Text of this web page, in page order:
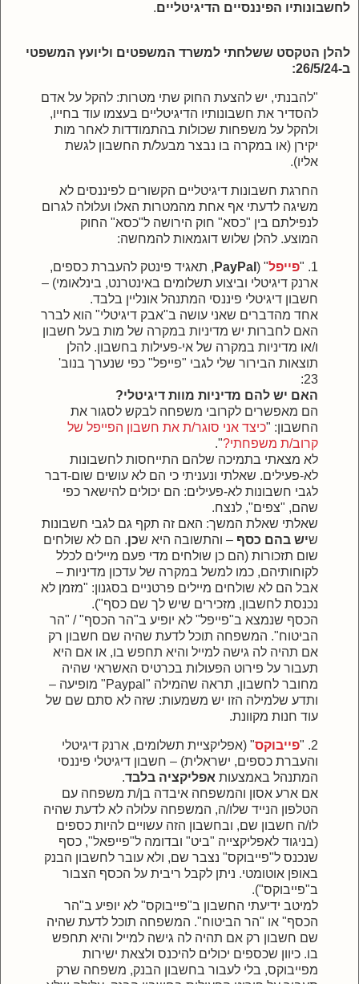
לחשבונותיו הפיננסיים הדיגיטליים.
להלן הטקסט ששלחתי למשרד המשפטים וליועץ המשפטי
ב-26/5/24:
"להבנתי, יש להצעת החוק שתי מטרות: להקל על אדם
להסדיר את חשבונותיו הדיגיטליים בעצמו עוד בחייו,
ולהקל על משפחות שכולות בהתמודדות לאחר מות
יקירן (או במקרה בו נבצר מבעל/ת החשבון לגשת
אליו).
החרגת חשבונות דיגיטליים הקשורים לפיננסים לא
משיגה לדעתי אף אחת מהמטרות האלו ועלולה לגרום
לנפילתם בין "כסא" חוק הירושה ל"כסא" החוק
המוצע. להלן שלוש דוגמאות להמחשה:
1. " פייפל" (
PayPal , תאגיד פינטק להעברת כספים,
ארנק דיגיטלי וביצוע תשלומים באינטרנט, בינלאומי) –
חשבון דיגיטלי פיננסי המתנהל אונליין בלבד.
אחד מהדברים שאני עושה ב"אבק דיגיטלי" הוא לברר
האם לחברות יש מדיניות במקרה של מות בעל חשבון
ו/או מדיניות במקרה של אי-פעילות בחשבון. להלן
תוצאות הבירור שלי לגבי "פייפל" כפי שנערך בנוב'
23:
האם יש להם מדיניות מוות דיגיטלי?
הם מאפשרים לקרובי משפחה לבקש לסגור את
החשבון: "כיצד אני סוגר/ת את חשבון הפייפל של
קרוב/ת משפחתי?".
לא מצאתי בתמיכה שלהם התייחסות לחשבונות
לא-פעילים. שאלתי ונעניתי כי הם לא עושים שום-דבר
לגבי חשבונות לא-פעילים: הם יכולים להישאר כפי
שהם, "צפים", לנצח.
שאלתי שאלת המשך: האם זה תקף גם לגבי חשבונות
שיש בהם כסף – והתשובה היא שכן. הם לא שולחים
שום תזכורות (הם כן שולחים מדי פעם מיילים לכלל
לקוחותיהם, כמו למשל במקרה של עדכון מדיניות –
אבל הם לא שולחים מיילים פרטניים בסגנון: "מזמן לא
נכנסת לחשבון, מזכירים שיש לך שם כסף").
הכסף שנמצא ב"פייפל" לא יופיע ב"הר הכסף" / "הר
הביטוח". המשפחה תוכל לדעת שהיה שם חשבון רק
אם תהיה לה גישה למייל והיא תחפש בו, או אם היא
תעבור על פירוט הפעולות בכרטיס האשראי שהיה
מחובר לחשבון, תראה שהמילה "Paypal" מופיעה –
ותדע שלמילה הזו יש משמעות: שזה לא סתם שם של
עוד חנות מקוונת.
2. " פייבוקס" (אפליקציית תשלומים, ארנק דיגיטלי
והעברת כספים, ישראלית) – חשבון דיגיטלי פיננסי
המתנהל באמצעות אפליקציה בלבד.
אם ארע אסון והמשפחה איבדה בן/ת משפחה עם
הטלפון הנייד שלו/ה, המשפחה עלולה לא לדעת שהיה
לו/ה חשבון שם, ובחשבון הזה עשויים להיות כספים
(בניגוד לאפליקצייה "ביט" ובדומה ל"פייפאל", כסף
שנכנס ל"פייבוקס" נצבר שם, ולא עובר לחשבון הבנק
באופן אוטומטי. ניתן לקבל ריבית על הכסף הצבור
ב"פייבוקס").
למיטב ידיעתי החשבון ב"פייבוקס" לא יופיע ב"הר
הכסף" או "הר הביטוח". המשפחה תוכל לדעת שהיה
שם חשבון רק אם תהיה לה גישה למייל והיא תחפש
בו. כיוון שכספים יכולים להיכנס ולצאת ישירות
מפייבוקס, בלי לעבור בחשבון הבנק, משפחה שרק